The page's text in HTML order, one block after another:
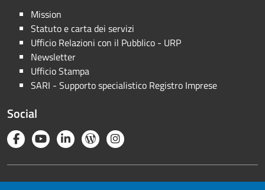
Mission
Statuto e carta dei servizi
Ufficio Relazioni con il Pubblico - URP
Newsletter
Ufficio Stampa
SARI - Supporto specialistico Registro Imprese
Social
Note legali